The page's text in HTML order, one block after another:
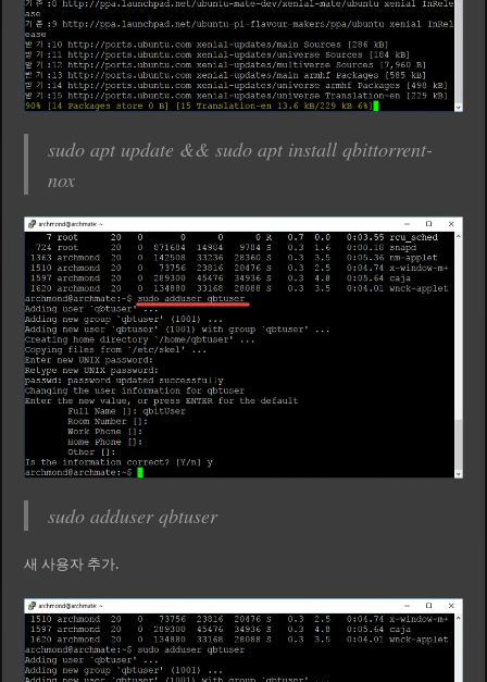
sudo apt update && sudo apt install qbittorrent-
nox
sudo adduser qbtuser
새 사용자 추가.